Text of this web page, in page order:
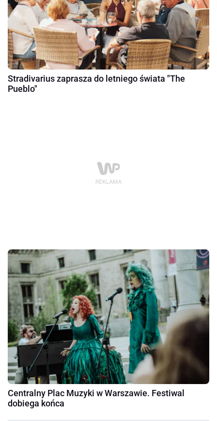
Stradivarius zaprasza do letniego świata "The
Pueblo"
Centralny Plac Muzyki w Warszawie. Festiwal
dobiega końca